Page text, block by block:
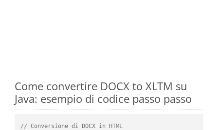
Come convertire DOCX to XLTM su
Java: esempio di codice passo passo
// Conversione di DOCX in HTML